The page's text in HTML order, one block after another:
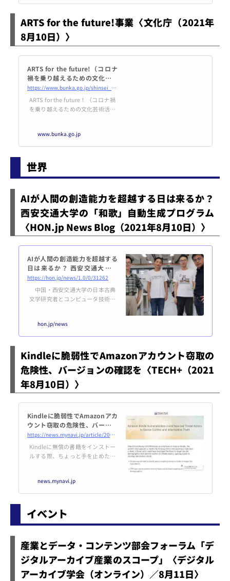
ARTS for the future!事業〈文化庁（2021年
8月10日）〉
ARTS for the future!（コロナ
禍を乗り越えるための文化芸術
活動の充実支援事業） | 文化庁https://www.bunka.go.jp/shinsei_boshu/kobo/20210326_01.html
ARTS for the future！（コロナ禍
を乗り越えるための文化芸術活動
www.bunka.go.jp
世界
AIが人間の創造能力を超越する日は来るか？
西安交通大学の「和歌」自動生成プログラム
〈HON.jp News Blog（2021年8月10日）〉
AIが人間の創造能力を超越する
日は来るか？ 西安交通大学の
「和歌」自動生成プログラム
https://hon.jp/news/1.0/0/31262
中国・西安交通大学の日本古典
文学研究者とコンピュータ技術者
彦氏が取材レポートしてくれまし
た。10秒で50首を創作 AIの威力に
しい。冬来ぬと 思ひ明石の 柴
枝に なほ降り初むる 梅の花
なほ芽のもとに 鶯ぞ鳴く紅葉散
る 山の嵐の いたづらに 紅葉
hon.jp/news
Kindleに脆弱性でAmazonアカウント窃取の
危険性、バージョンの確認を〈TECH+（2021
年8月10日）〉
Kindleに脆弱性でAmazonアカ
ウント窃取の危険性、バージョ
ンの確認を
https://news.mynavi.jp/article/20210810-1943244/
Kindleに無償の書籍をインストー
ルする際、ちょっと手を止めたほ
アで、あなたのAmazonのアカウ
ントデータが窃取されるかもしれ
ア」という時代が来てしまったよ
うだ。
news.mynavi.jp
イベント
産業とデータ・コンテンツ部会フォーラム「デ
ジタルアーカイブ産業のスコープ」〈デジタル
アーカイブ学会（オンライン）／8月11日〉